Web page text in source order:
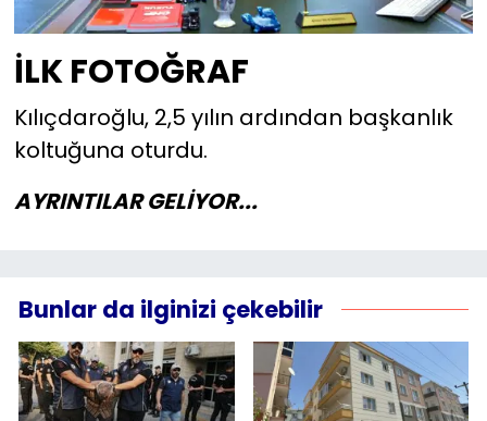
İLK FOTOĞRAF
Kılıçdaroğlu, 2,5 yılın ardından başkanlık
koltuğuna oturdu.
AYRINTILAR GELİYOR...
Bunlar da ilginizi çekebilir